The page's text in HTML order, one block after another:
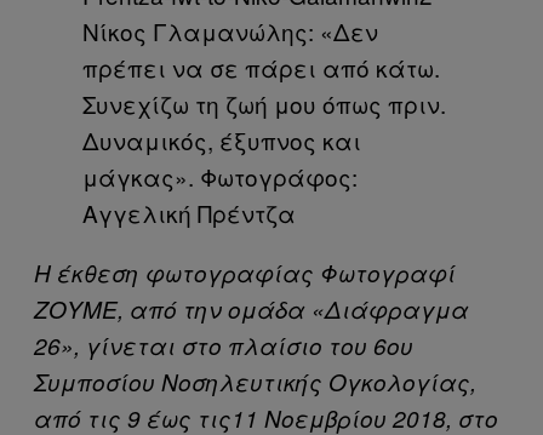
Νίκος Γλαμανώλης: «Δεν
πρέπει να σε πάρει από κάτω.
Συνεχίζω τη ζωή μου όπως πριν.
Δυναμικός, έξυπνος και
μάγκας». Φωτογράφος:
Αγγελική Πρέντζα
Η έκθεση φωτογραφίας Φωτογραφί
ΖΟΥΜΕ, από την ομάδα «Διάφραγμα
26», γίνεται στο πλαίσιο του 6ου
Συμποσίου Νοσηλευτικής Ογκολογίας,
από τις 9 έως τις11 Νοεμβρίου 2018, στο